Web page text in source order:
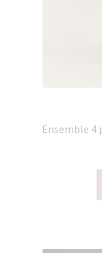
Ensemble 4